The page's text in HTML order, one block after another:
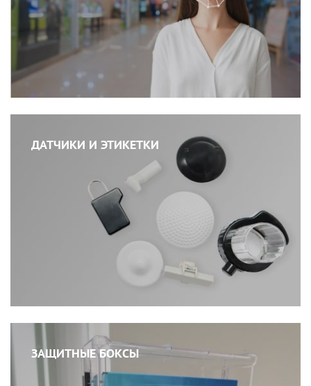
ДАТЧИКИ И ЭТИКЕТКИ
ЗАЩИТНЫЕ БОКСЫ